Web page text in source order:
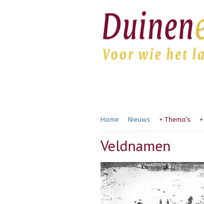
Home Nieuws Thema’s
+ +
Veldnamen